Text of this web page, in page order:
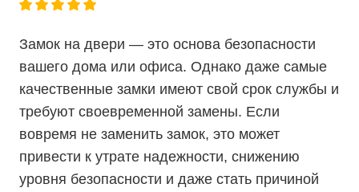
Замок на двери — это основа безопасности
вашего дома или офиса. Однако даже самые
качественные замки имеют свой срок службы и
требуют своевременной замены. Если
вовремя не заменить замок, это может
привести к утрате надежности, снижению
уровня безопасности и даже стать причиной